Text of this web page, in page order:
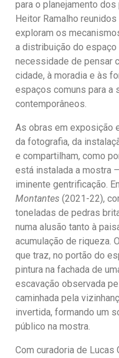
para o planejamento
Heitor Ramalho
exploram os
a distribuição do
necessidade de pensar
cidade, à moradia e às
espaços comuns para a
contemporâneos.
As obras em exposição
da fotografia, da
e compartilham, como
está instalada a mostra
iminente gentrificação.
Montantes (2021-22),
toneladas de pedras
numa alusão tanto à
acumulação de riqueza.
que traz, no portão do
pintura na fachada de
escavação observada
caminhada pela
invertida, formando um
público na mostra.
Com curadoria de Lucas